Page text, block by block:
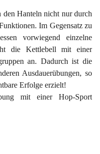
Hanteln nicht nur durch
Im Gegensatz zu
vorwiegend einzelne
die Kettlebell mit einer
an. Dadurch ist die
Ausdauerübungen, so
Erfolge erzielt!